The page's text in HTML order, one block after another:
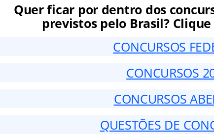
Quer ficar por dentro dos
previstos pelo Brasil?
CONCURSOS
CONCURSOS
CONCURSOS
QUESTÕES DE